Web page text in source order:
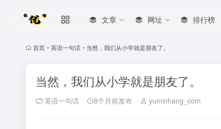
文章 网址 排行榜
首页 • 英语一句话 • 当然，我们从小学就是朋友了。
当然，我们从小学就是朋友了。
英语一句话 8个月前发布 yuminhang_com